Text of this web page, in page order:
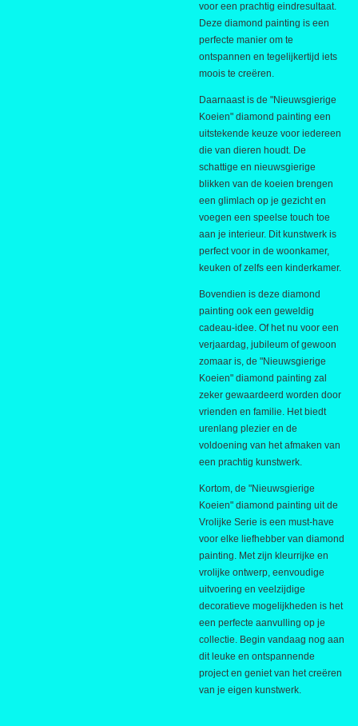
voor een prachtig eindresultaat.
Deze diamond painting is een
perfecte manier om te
ontspannen en tegelijkertijd iets
moois te creëren.
Daarnaast is de "Nieuwsgierige
Koeien" diamond painting een
uitstekende keuze voor iedereen
die van dieren houdt. De
schattige en nieuwsgierige
blikken van de koeien brengen
een glimlach op je gezicht en
voegen een speelse touch toe
aan je interieur. Dit kunstwerk is
perfect voor in de woonkamer,
keuken of zelfs een kinderkamer.
Bovendien is deze diamond
painting ook een geweldig
cadeau-idee. Of het nu voor een
verjaardag, jubileum of gewoon
zomaar is, de "Nieuwsgierige
Koeien" diamond painting zal
zeker gewaardeerd worden door
vrienden en familie. Het biedt
urenlang plezier en de
voldoening van het afmaken van
een prachtig kunstwerk.
Kortom, de "Nieuwsgierige
Koeien" diamond painting uit de
Vrolijke Serie is een must-have
voor elke liefhebber van diamond
painting. Met zijn kleurrijke en
vrolijke ontwerp, eenvoudige
uitvoering en veelzijdige
decoratieve mogelijkheden is het
een perfecte aanvulling op je
collectie. Begin vandaag nog aan
dit leuke en ontspannende
project en geniet van het creëren
van je eigen kunstwerk.